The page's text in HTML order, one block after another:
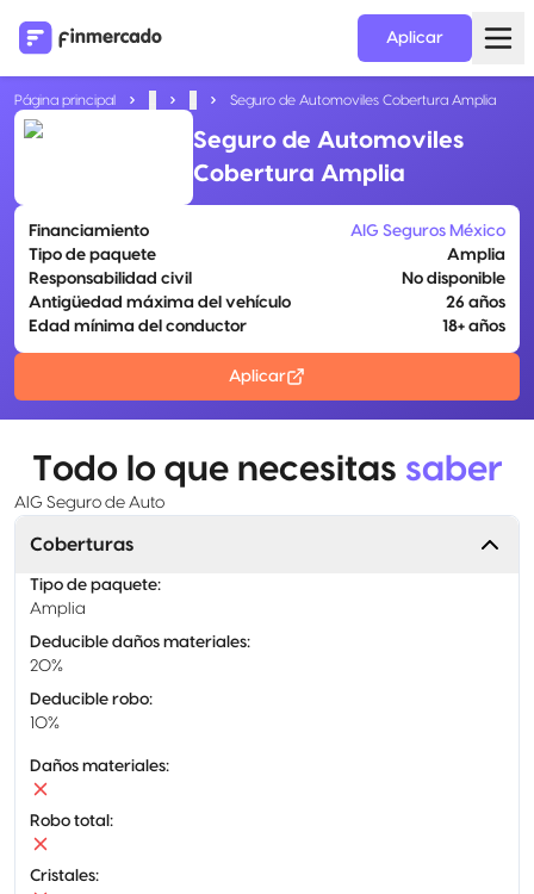
Aplicar
Página principal Seguro de Automoviles Cobertura Amplia
Seguro de Automoviles
Cobertura Amplia
Financiamiento
AIG Seguros México
Tipo de paquete
Amplia
Responsabilidad civil
No disponible
Antigüedad máxima del vehículo
26 años
Edad mínima del conductor
18+ años
Aplicar
Todo lo que necesitas saber
AIG Seguro de Auto
Coberturas
Tipo de paquete:
Amplia
Deducible daños materiales:
20%
Deducible robo:
10%
Daños materiales:
Robo total :
Cristales: